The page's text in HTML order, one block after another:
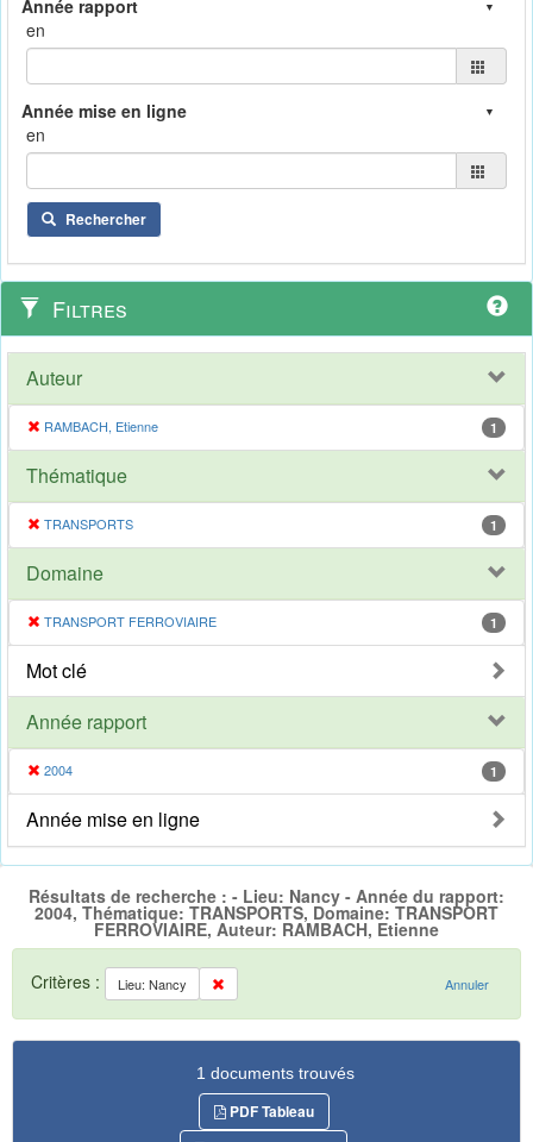
en
en
Rechercher
Filtres
Auteur
RAMBACH, Etienne 1
Thématique
TRANSPORTS 1
Domaine
TRANSPORT FERROVIAIRE 1
Mot clé
Année rapport
2004 1
Année mise en ligne
Résultats de recherche : - Lieu: Nancy - Année du rapport:
2004, Thématique: TRANSPORTS, Domaine: TRANSPORT
FERROVIAIRE, Auteur: RAMBACH, Etienne
Critères : Lieu: Nancy Annuler
1 documents trouvés
PDF Tableau